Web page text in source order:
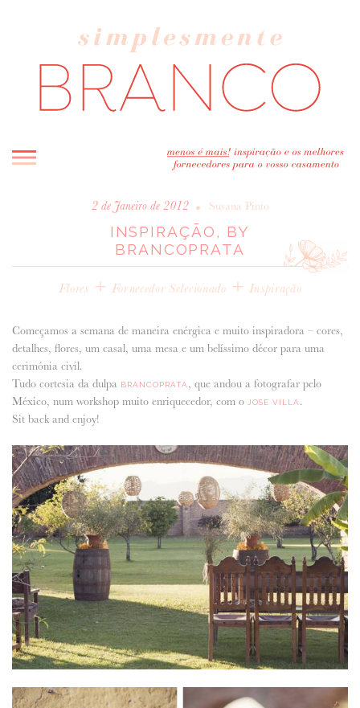
INICIO
BLOG
MELHOR INSPIRAÇÃO
CASAVA-ME AQUI!
FORNECEDORES RECOMENDADOS
ANUNCIE CONNOSCO
2 de Janeiro de 2012 • Susana Pinto
INSPIRAÇÃO, BY
BRANCOPRATA
Flores + Fornecedor Selecionado + Inspiração
Começamos a semana de maneira enérgica e muito inspiradora – cores,
detalhes, flores, um casal, uma mesa e um belíssimo décor para uma
cerimónia civil.
Tudo cortesia da dulpa
BRANCOPRATA , que andou a fotografar pelo
México, num workshop muito enriquecedor, com o
JOSE VILLA .
Sit back and enjoy!